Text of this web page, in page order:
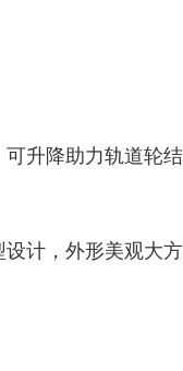
升降助力轨道轮
设计，外形美观